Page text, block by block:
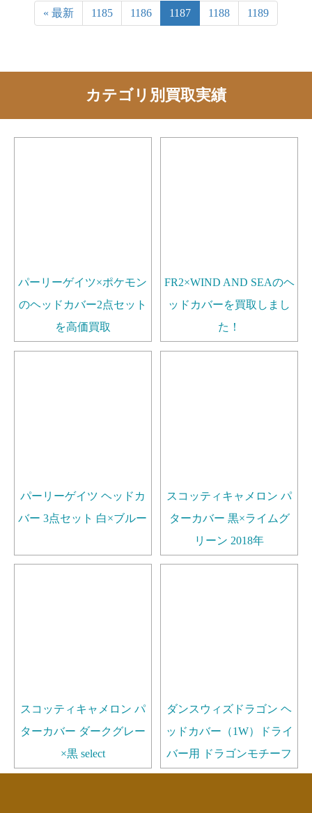
« 最新 1185 1186 1187 1188 1189
カテゴリ別買取実績
パーリーゲイツ×ポケモン
のヘッドカバー2点セット
を高価買取
FR2×WIND AND SEAのヘ
ッドカバーを買取しまし
た！
パーリーゲイツ ヘッドカ
バー 3点セット 白×ブルー
スコッティキャメロン パ
ターカバー 黒×ライムグ
リーン 2018年
スコッティキャメロン パ
ターカバー ダークグレー
×黒 select
ダンスウィズドラゴン ヘ
ッドカバー（1W）ドライ
バー用 ドラゴンモチーフ